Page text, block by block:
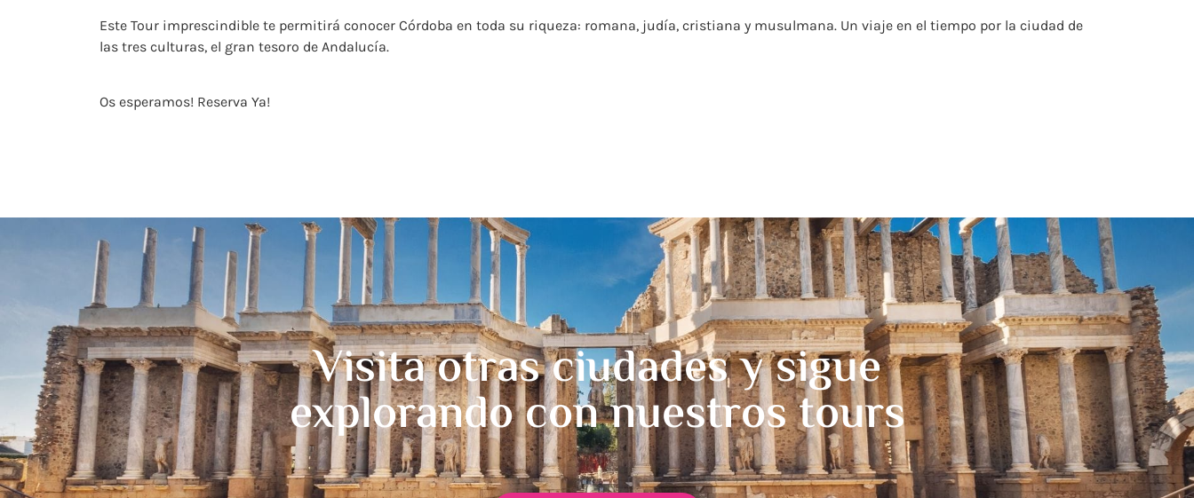
Este Tour imprescindible te permitirá conocer Córdoba en toda su riqueza: romana, judía, cristiana y musulmana. Un viaje en el tiempo por la ciudad de
las tres culturas, el gran tesoro de Andalucía.
Os esperamos! Reserva Ya!
Visita otras ciudades y sigue
explorando con nuestros tours